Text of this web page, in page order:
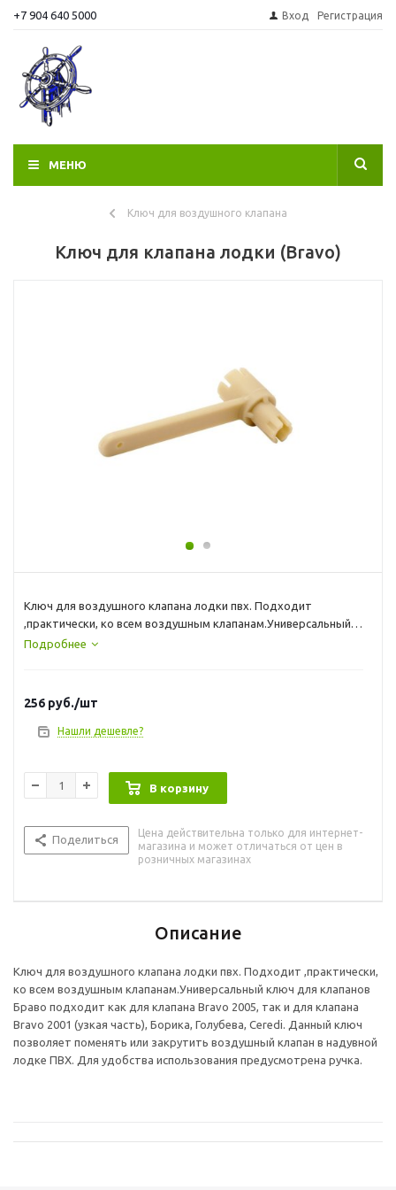
+7 904 640 5000 Вход Регистрация
МЕНЮ
Ключ для воздушного клапана
Ключ для клапана лодки (Bravo)
Ключ для воздушного клапана лодки пвх. Подходит
,практически, ко всем воздушным клапанам.Универсальный
ключ для клапанов Браво подходит как для клапана Bravo
закрутить воздушный клапан в надувной лодке ПВХ. Для
удобства использования предусмотрена ручка.
Подробнее
256 руб./шт
Нашли дешевле?
В корзину
Поделиться
Цена действительна только для интернет-
магазина и может отличаться от цен в
розничных магазинах
Описание
Ключ для воздушного клапана лодки пвх. Подходит ,практически,
ко всем воздушным клапанам.Универсальный ключ для клапанов
Браво подходит как для клапана Bravo 2005, так и для клапана
Bravo 2001 (узкая часть), Борика, Голубева, Ceredi. Данный ключ
позволяет поменять или закрутить воздушный клапан в надувной
лодке ПВХ. Для удобства использования предусмотрена ручка.